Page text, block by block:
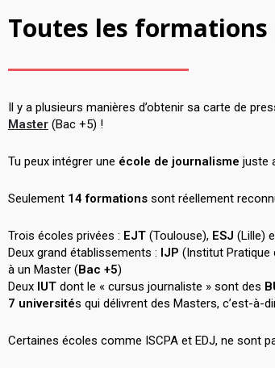
Toutes les
Il y a plusieurs manières d’obtenir sa carte de
Master (Bac +5) !
Tu peux intégrer une école de journalisme juste
Seulement 14 formations sont réellement
Trois écoles privées : EJT (Toulouse), ESJ (Lille)
Deux grand établissements : IJP (Institut Pratique
à un Master (Bac +5)
Deux IUT dont le « cursus journaliste » sont des
7 universités qui délivrent des Masters, c’est-à-
Certaines écoles comme ISCPA et EDJ, ne sont